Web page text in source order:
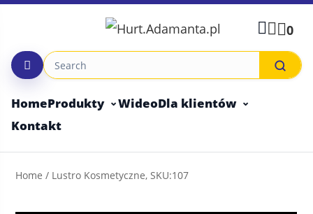
Skip
0
HomeProdukty WideoDla klientów
Kontakt
Home / Lustro Kosmetyczne, SKU:107